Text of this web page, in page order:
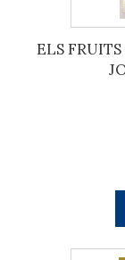
ELS